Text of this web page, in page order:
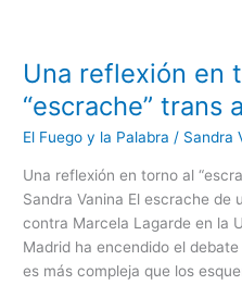
Una reflexión en
“escrache” trans
El Fuego y la Palabra / Sandra
Una reflexión en torno al
Sandra Vanina El escrache
contra Marcela Lagarde en la
Madrid ha encendido el
es más compleja que los
Una
reflexión
en
torno